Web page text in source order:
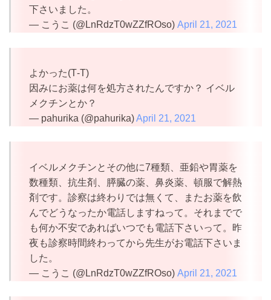
下さいました。
— こうこ (@LnRdzT0wZZfROso) April 21, 2021
よかった(T‐T)
因みにお薬は何を処方されたんですか？ イベル
メクチンとか？
— pahurika (@pahurika)April 21, 2021
イベルメクチンとその他に7種類、亜鉛や胃薬を
数種類、抗生剤、膵臓の薬、鼻炎薬、頓服で解熱
剤です。診察は終わりでは無くて、またお薬を飲
んでどうなったか電話しますねって。それまでで
も何か不安であればいつでも電話下さいって。昨
夜も診察時間終わってから先生がお電話下さいま
した。
— こうこ (@LnRdzT0wZZfROso) April 21, 2021